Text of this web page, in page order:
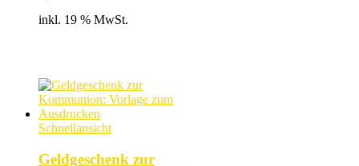
inkl. 19 % MwSt.
Schnellansicht
Geldgeschenk zur